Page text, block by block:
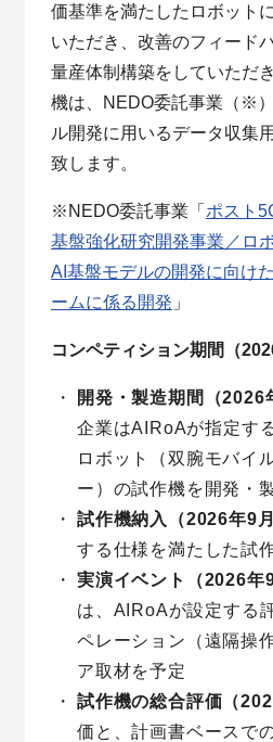
価基準を満たしたロボット
いただき、改善のフィード
量産体制構築をしていただ
機は、NEDO委託事業（※
ル開発に用いるデータ収集
致します。
※NEDO委託事業「 ポスト
基盤強化研究開発事業／ロ
AI基盤モデルの開発に向け
ームに係る開発 」
コンペティション期間（
開発・製造期間（2026
企業はAIRoAが指定す
ロボット（双腕モバイ
ー）の試作機を開発・
試作機納入（2026年9月
する仕様を満たした試
実演イベント（2026年
は、AIRoAが設定する
ペレーション（遠隔操
ア取材を予定
試作機の総合評価（
価と、計画書ベースで